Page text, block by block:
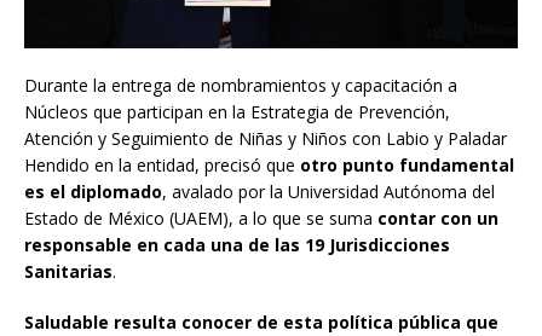
Durante la entrega de nombramientos y capacitación a
Núcleos que participan en la Estrategia de Prevención,
Atención y Seguimiento de Niñas y Niños con Labio y Paladar
Hendido en la entidad, precisó que otro punto fundamental
es el diplomado, avalado por la Universidad Autónoma del
Estado de México (UAEM), a lo que se suma contar con un
responsable en cada una de las 19 Jurisdicciones
Sanitarias.
Saludable resulta conocer de esta política pública que